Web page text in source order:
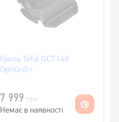
Гриль Tefal GC7148
OptiGrill+
7 999
Немає в наявності